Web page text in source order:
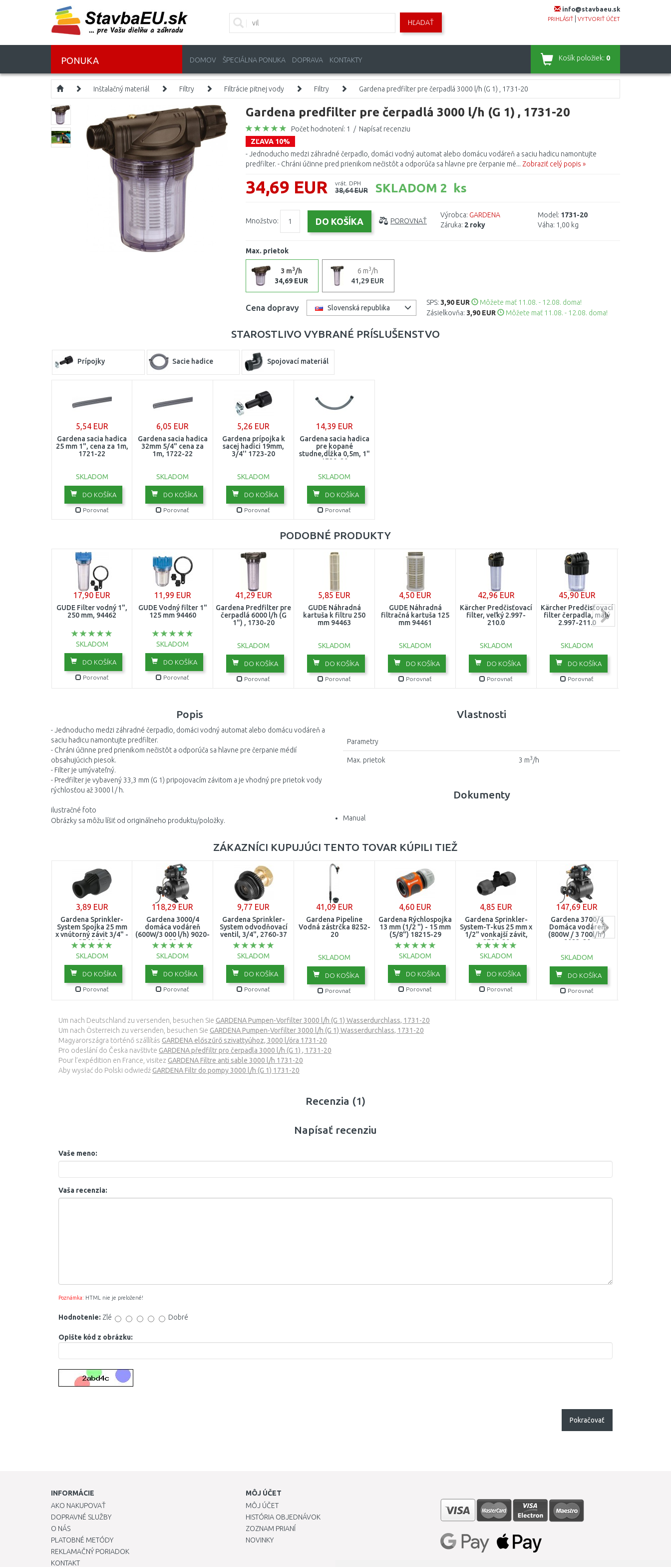
info@stavbaeu.sk
PRIHLÁSIŤ VYTVORIŤ ÚČET
HĽADAŤ
PONUKA DOMOV ŠPECIÁLNA PONUKA DOPRAVA KONTAKTY Košík položiek: 0
Inštalačný materiál Filtry Filtrácie pitnej vody Filtry Gardena predfilter pre čerpadlá 3000 l/h (G 1) , 1731-20
Gardena predfilter pre čerpadlá 3000 l/h (G 1) , 1731-20
Počet hodnotení: 1 / Napísať recenziu
ZĽAVA 10%
- Jednoducho medzi záhradné čerpadlo, domáci vodný automat alebo domácu vodáreň a saciu hadicu namontujte
predfilter. - Chráni účinne pred prienikom nečistôt a odporúča sa hlavne pre čerpanie mé... Zobraziť celý popis »
34,69 EUR vrát. DPH
38,64 EUR SKLADOM 2 ks
Množstvo: POROVNAŤ
Výrobca: GARDENA
Záruka: 2 roky
Model: 1731-20
Váha: 1,00 kg
Max. prietok
3 m3/h
34,69 EUR
6 m3/h
41,29 EUR
Cena dopravy Slovenská republika
SPS: 3,90 EUR
Môžete mať 11.08. - 12.08. doma!
Zásielkovňa: 3,90 EUR Môžete mať 11.08. - 12.08. doma!
STAROSTLIVO VYBRANÉ PRÍSLUŠENSTVO
Prípojky Sacie hadice Spojovací materiál
5,54 EUR
Gardena sacia hadica
25 mm 1", cena za 1m,
1721-22
SKLADOM
DO KOŠÍKA
Porovnať
6,05 EUR
Gardena sacia hadica
32mm 5/4" cena za
1m, 1722-22
SKLADOM
DO KOŠÍKA
Porovnať
5,26 EUR
Gardena prípojka k
sacej hadici 19mm,
3/4'' 1723-20
SKLADOM
DO KOŠÍKA
Porovnať
14,39 EUR
Gardena sacia hadica
pre kopané
studne,dĺžka 0,5m, 1"
1729-20
SKLADOM
DO KOŠÍKA
Porovnať
PODOBNÉ PRODUKTY
17,90 EUR
GÜDE Filter vodný 1",
250 mm, 94462
SKLADOM
DO KOŠÍKA
Porovnať
11,99 EUR
GÜDE Vodný filter 1"
125 mm 94460
SKLADOM
DO KOŠÍKA
Porovnať
41,29 EUR
Gardena Predfilter pre
čerpadlá 6000 l/h (G
1") , 1730-20
SKLADOM
DO KOŠÍKA
Porovnať
5,85 EUR
GÜDE Náhradná
kartuša k filtru 250
mm 94463
SKLADOM
DO KOŠÍKA
Porovnať
4,50 EUR
GÜDE Náhradná
filtračná kartuša 125
mm 94461
SKLADOM
DO KOŠÍKA
Porovnať
42,96 EUR
Kärcher Predčisťovací
filter, veľký 2.997-
210.0
SKLADOM
DO KOŠÍKA
Porovnať
45,90 EUR
Kärcher Predčisťovací
filter čerpadla, malý
2.997-211.0
SKLADOM
DO KOŠÍKA
Porovnať
Popis
- Jednoducho medzi záhradné čerpadlo, domáci vodný automat alebo domácu vodáreň a
saciu hadicu namontujte predfilter.
- Chráni účinne pred prienikom nečistôt a odporúča sa hlavne pre čerpanie médií
obsahujúcich piesok.
- Filter je umývateľný.
- Predfilter je vybavený 33,3 mm (G 1) pripojovacím závitom a je vhodný pre prietok vody
rýchlosťou až 3000 l / h.
ilustračné foto
Obrázky sa môžu líšiť od originálneho produktu/položky.
Vlastnosti
Parametry
Max. prietok 3 m3/h
Dokumenty
Manual
ZÁKAZNÍCI KUPUJÚCI TENTO TOVAR KÚPILI TIEŽ
3,89 EUR
Gardena Sprinkler-
System Spojka 25 mm
x vnútorný závit 3/4" -
2761-20
SKLADOM
DO KOŠÍKA
Porovnať
118,29 EUR
Gardena 3000/4
domáca vodáreň
(600W/3 000 l/h) 9020-
29
SKLADOM
DO KOŠÍKA
Porovnať
9,77 EUR
Gardena Sprinkler-
System odvodňovací
ventil, 3/4", 2760-37
SKLADOM
DO KOŠÍKA
Porovnať
41,09 EUR
Gardena Pipeline
Vodná zástrčka 8252-
20
SKLADOM
DO KOŠÍKA
Porovnať
4,60 EUR
Gardena Rýchlospojka
13 mm (1/2 ") - 15 mm
(5/8") 18215-29
SKLADOM
DO KOŠÍKA
Porovnať
4,85 EUR
Gardena Sprinkler-
System-T-kus 25 mm x
1/2" vonkajší závit,
2786-20
SKLADOM
DO KOŠÍKA
Porovnať
147,69 EUR
Gardena 3700/4
Domáca vodáreň
(800W / 3 700l/h )
9023-20
SKLADOM
DO KOŠÍKA
Porovnať
Um nach Deutschland zu versenden, besuchen Sie GARDENA Pumpen-Vorfilter 3000 l/h (G 1) Wasserdurchlass, 1731-20
Um nach Österreich zu versenden, besuchen Sie GARDENA Pumpen-Vorfilter 3000 l/h (G 1) Wasserdurchlass, 1731-20
Magyarországra történő szállítás GARDENA előszűrő szivattyúhoz, 3000 l/óra 1731-20
Pro odeslání do Česka navštivte GARDENA předfiltr pro čerpadla 3000 l/h (G 1) , 1731-20
Pour l’expédition en France, visitez GARDENA Filtre anti sable 3000 l/h 1731-20
Aby wysłać do Polski odwiedźGARDENA Filtr do pompy 3000 l/h (G 1) 1731-20
Recenzia (1)
Napísať recenziu
Vaše meno:
Vaša recenzia:
Poznámka: HTML nie je preložené!
Hodnotenie: Zlé Dobré
Opište kód z obrázku:
Pokračovať
INFORMÁCIE
AKO NAKUPOVAŤ
DOPRAVNÉ SLUŽBY
O NÁS
PLATOBNÉ METÓDY
REKLAMAČNÝ PORIADOK
KONTAKT
MÔJ ÚČET
MÔJ ÚČET
HISTÓRIA OBJEDNÁVOK
ZOZNAM PRIANÍ
NOVINKY